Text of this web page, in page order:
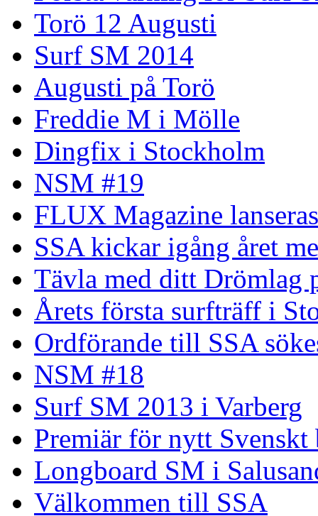
Torö 12 Augusti
Surf SM 2014
Augusti på Torö
Freddie M i Mölle
Dingfix i Stockholm
NSM #19
FLUX Magazine lanseras
SSA kickar igång året
Tävla med ditt Drömlag
Årets första surfträff i
Ordförande till SSA
NSM #18
Surf SM 2013 i Varberg
Premiär för nytt Svenskt
Longboard SM i
Välkommen till SSA